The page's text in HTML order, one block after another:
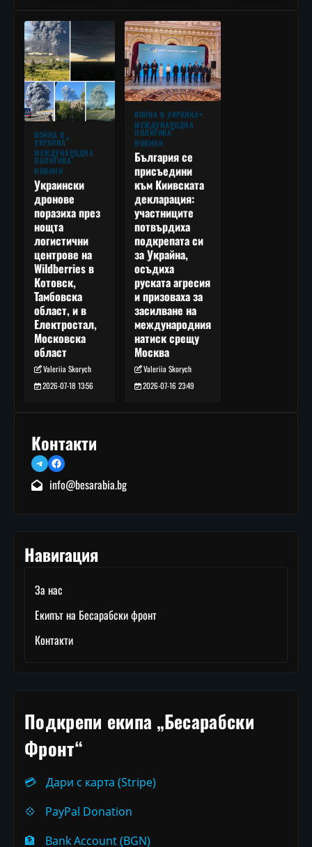
ВОЙНА В
УКРАЙНА
МЕЖДУНАРОДНА
ПОЛИТИКА
НОВИНИ
Украински
дронове
поразиха през
нощта
логистични
центрове на
Wildberries в
Котовск,
Тамбовска
област, и в
Електростал,
Московска
област
Valeriia Skorych
2026-07-18 13:56
ВОЙНА В УКРАЙНА
МЕЖДУНАРОДНА
ПОЛИТИКА
НОВИНИ
България се
присъедини
към Киивската
декларация:
участниците
потвърдиха
подкрепата си
за Украйна,
осъдиха
руската агресия
и призоваха за
засилване на
международния
натиск срещу
Москва
Valeriia Skorych
2026-07-16 23:49
Контакти
TelegramFacebook
info@besarabia.bg
Навигация
За нас
Екипът на Бесарабски фронт
Контакти
Подкрепи екипа „Бесарабски
Фронт“
💳
Дари с карта (Stripe)
💠
PayPal Donation
🏦
Bank Account (BGN)